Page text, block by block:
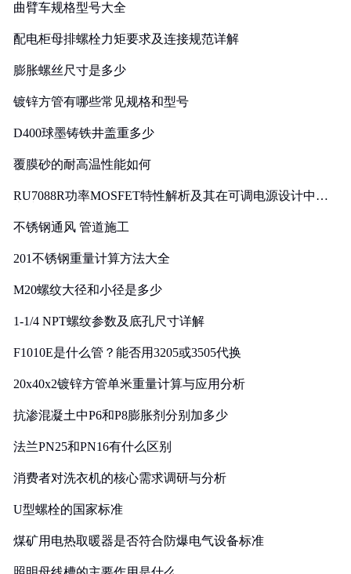
曲臂车规格型号大全
配电柜母排螺栓力矩要求及连接规范详解
膨胀螺丝尺寸是多少
镀锌方管有哪些常见规格和型号
D400球墨铸铁井盖重多少
覆膜砂的耐高温性能如何
RU7088R功率MOSFET特性解析及其在可调电源设计中的
不锈钢通风 管道施工
201不锈钢重量计算方法大全
M20螺纹大径和小径是多少
1-1/4 NPT螺纹参数及底孔尺寸详解
F1010E是什么管？能否用3205或3505代换
20x40x2镀锌方管单米重量计算与应用分析
抗渗混凝土中P6和P8膨胀剂分别加多少
法兰PN25和PN16有什么区别
消费者对洗衣机的核心需求调研与分析
U型螺栓的国家标准
煤矿用电热取暖器是否符合防爆电气设备标准